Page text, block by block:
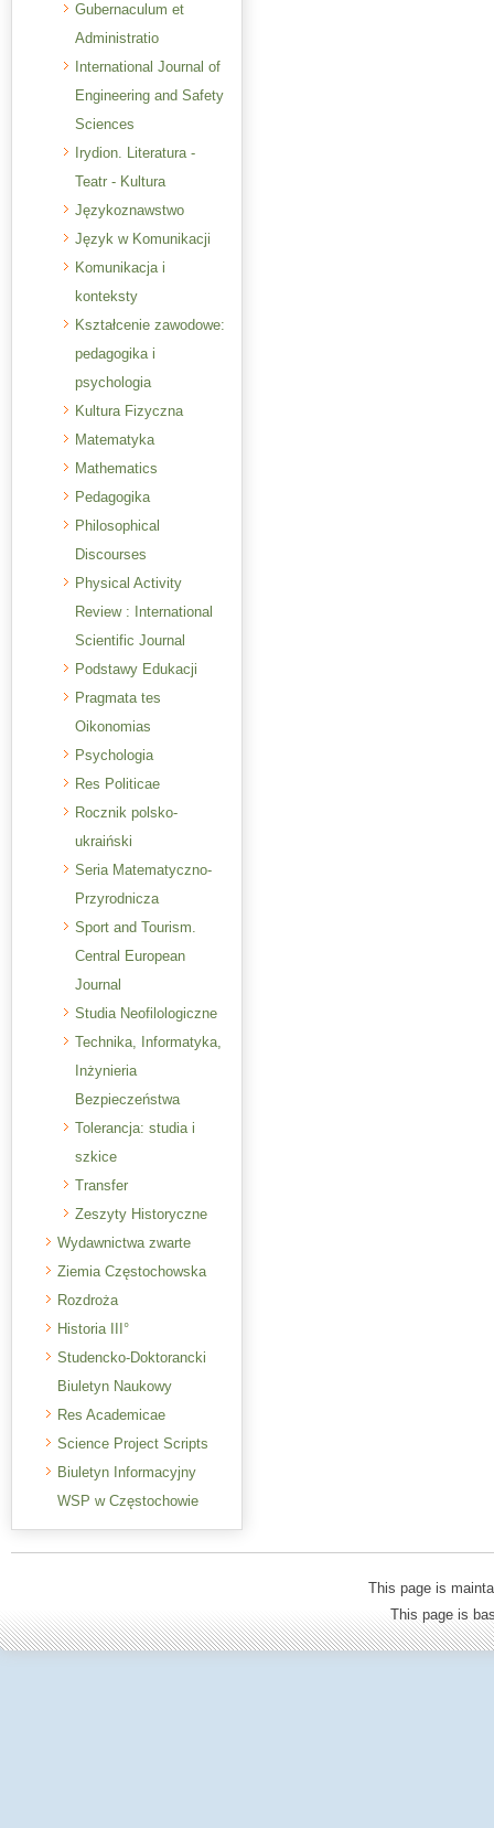
Gubernaculum et
Administratio
International Journal of
Engineering and Safety
Sciences
Irydion. Literatura -
Teatr - Kultura
Językoznawstwo
Język w Komunikacji
Komunikacja i
konteksty
Kształcenie zawodowe:
pedagogika i
psychologia
Kultura Fizyczna
Matematyka
Mathematics
Pedagogika
Philosophical
Discourses
Physical Activity
Review : International
Scientific Journal
Podstawy Edukacji
Pragmata tes
Oikonomias
Psychologia
Res Politicae
Rocznik polsko-
ukraiński
Seria Matematyczno-
Przyrodnicza
Sport and Tourism.
Central European
Journal
Studia Neofilologiczne
Technika, Informatyka,
Inżynieria
Bezpieczeństwa
Tolerancja: studia i
szkice
Transfer
Zeszyty Historyczne
Wydawnictwa zwarte
Ziemia Częstochowska
Rozdroża
Historia III°
Studencko-Doktorancki
Biuletyn Naukowy
Res Academicae
Science Project Scripts
Biuletyn Informacyjny
WSP w Częstochowie
This page is
This page is